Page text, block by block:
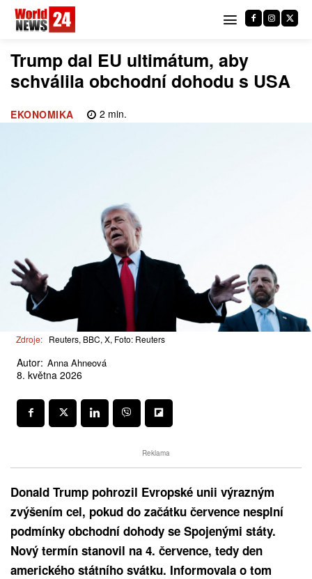
Trump dal EU ultimátum, aby
schválila obchodní dohodu s USA
EKONOMIKA 2 min.
Zdroje: Reuters, BBC, X, Foto: Reuters
Autor: Anna Ahneová
8. května 2026
Reklama
Donald Trump pohrozil Evropské unii výrazným
zvýšením cel, pokud do začátku července nesplní
podmínky obchodní dohody se Spojenými státy.
Nový termín stanovil na 4. července, tedy den
amerického státního svátku. Informovala o tom